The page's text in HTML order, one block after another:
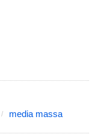
media massa